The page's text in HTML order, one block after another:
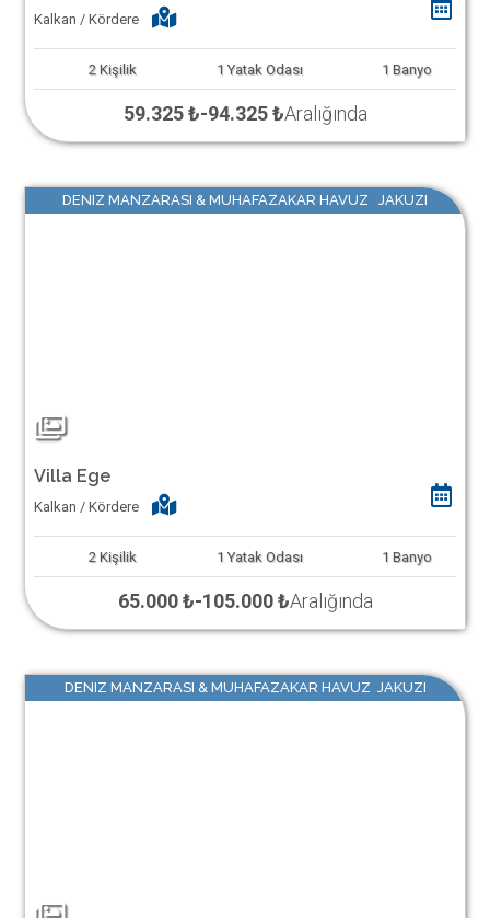
Kalkan / Kördere
2 Kişilik 1 Yatak Odası 1 Banyo
59.325 ₺-94.325 ₺Aralığında
DENIZ MANZARASI & MUHAFAZAKAR HAVUZ JAKUZI
Villa Ege
Kalkan / Kördere
2 Kişilik 1 Yatak Odası 1 Banyo
65.000 ₺-105.000 ₺Aralığında
DENIZ MANZARASI & MUHAFAZAKAR HAVUZ JAKUZI